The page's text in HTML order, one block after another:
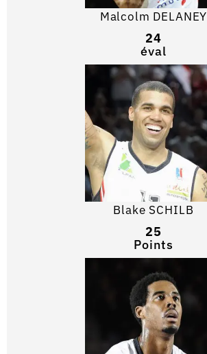
Malcolm DELANEY
24
éval
Blake SCHILB
25
Points